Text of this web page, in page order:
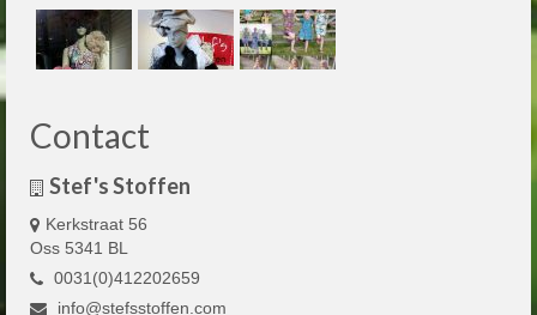
Contact
Stef's Stoffen
Kerkstraat 56
Oss 5341 BL
0031(0)412202659
info@stefsstoffen.com